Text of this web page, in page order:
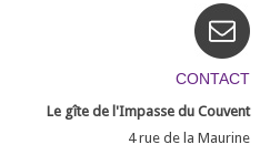
CONTACT
Le gîte de l'Impasse du Couvent
4 rue de la Maurine